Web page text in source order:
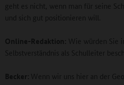
geht es nicht, wenn man für seine
und sich gut positionieren will.
Online-Redaktion: Wie würden Sie
Selbstverständnis als Schulleiter
Becker: Wenn wir uns hier an der